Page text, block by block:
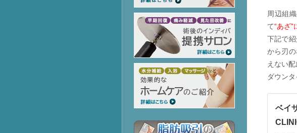
周辺組
て“あざ
下記で
から刃
えない配
ダウン
ベイ